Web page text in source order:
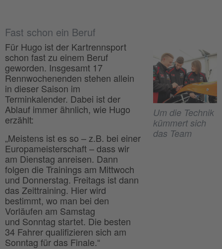
Fast schon ein Beruf
Für Hugo ist der Kartrennsport
schon fast zu einem Beruf
geworden. Insgesamt 17
Rennwochenenden stehen allein
in dieser Saison im
Terminkalender. Dabei ist der
Ablauf immer ähnlich, wie Hugo
erzählt:
„Meistens ist es so – z.B. bei einer
Europameisterschaft – dass wir
am Dienstag anreisen. Dann
folgen die Trainings am Mittwoch
und Donnerstag. Freitags ist dann
das Zeittraining. Hier wird
bestimmt, wo man bei den
Vorläufen am Samstag
und Sonntag startet. Die besten
34 Fahrer qualifizieren sich am
Sonntag für das Finale.“
Um die Technik
kümmert sich
das Team